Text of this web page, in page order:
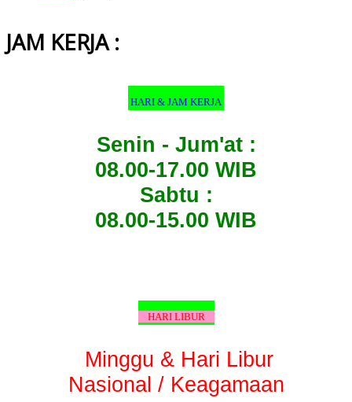
JAM KERJA :
HARI & JAM KERJA
Senin - Jum'at :
08.00-17.00 WIB
Sabtu :
08.00-15.00 WIB
HARI LIBUR
Minggu & Hari Libur
Nasional / Keagamaan